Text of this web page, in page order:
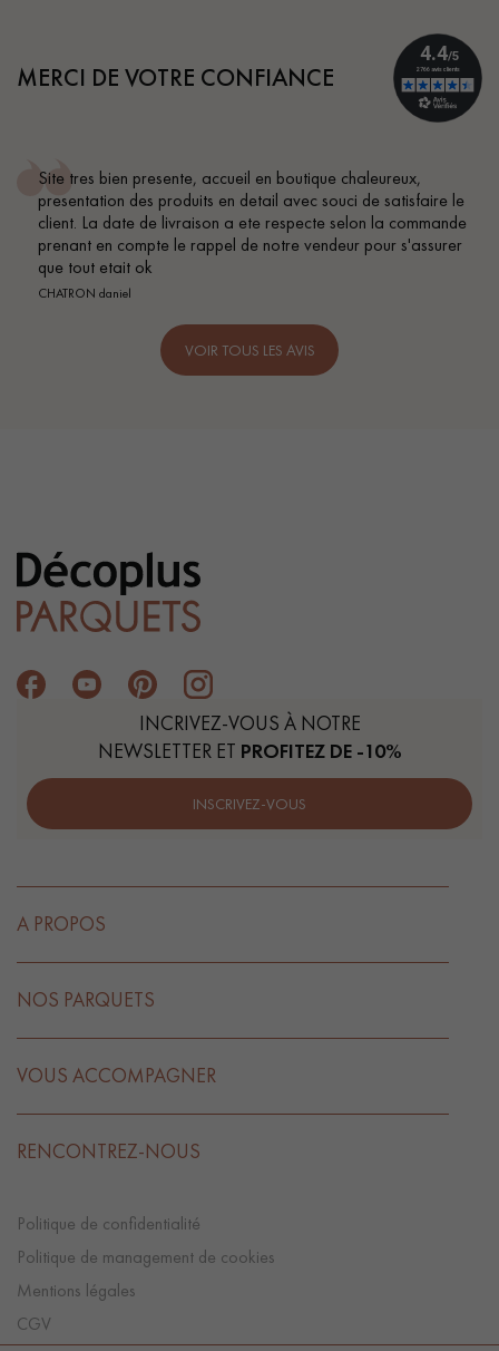
MERCI DE VOTRE CONFIANCE
tres bien presente, accueil en boutique chaleureux,
des produits en detail avec souci de satisfaire le
La date de livraison a ete respecte selon la commande
en compte le rappel de notre vendeur pour s'assurer
tout etait ok
daniel
VOIR TOUS LES AVIS
INCRIVEZ-VOUS À NOTRE
NEWSLETTER ET PROFITEZ DE -10%
INSCRIVEZ-VOUS
A PROPOS
NOS PARQUETS
VOUS ACCOMPAGNER
RENCONTREZ-NOUS
Politique de confidentialité
Politique de management de cookies
Mentions légales
CGV